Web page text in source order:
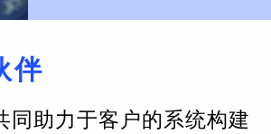
伴
同助力于客户的系统构建